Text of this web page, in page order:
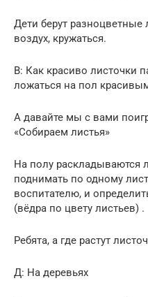
Дети берут разноцветные
воздух, кружаться.
В: Как красиво листочки
ложаться на пол
А давайте мы с вами
«Собираем листья»
На полу раскладываются
поднимать по одному
воспитателю, и
(вёдра по цвету листьев) .
Ребята, а где растут
Д: На деревьях